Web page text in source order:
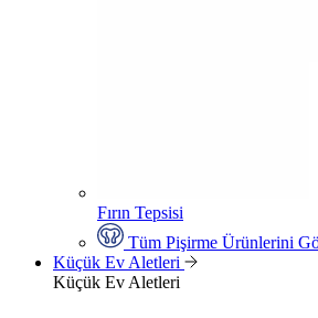
Fırın Tepsisi
Tüm Pişirme Ürünlerini
Küçük Ev Aletleri
Küçük Ev Aletleri